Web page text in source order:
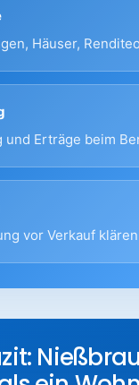
Häuser,
und Erträge beim
vor Verkauf klären